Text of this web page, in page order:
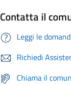
Contatta il
Leggi le
Richiedi
Chiama il